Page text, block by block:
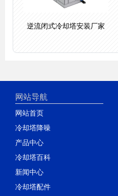
逆流闭式冷却塔安装厂家
网站导航
网站首页
冷却塔降噪
产品中心
冷却塔百科
新闻中心
冷却塔配件